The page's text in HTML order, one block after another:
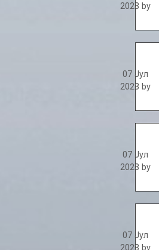
2023 by
07 Јул
2023 by
07 Јул
2023 by
07 Јул